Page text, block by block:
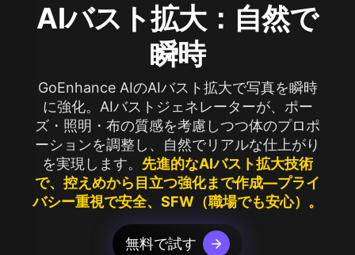
AIバスト拡大：自然で
瞬時
GoEnhance AIのAIバスト拡大で写真を瞬時
に強化。AIバストジェネレーターが、ポー
ズ・照明・布の質感を考慮しつつ体のプロポ
ーションを調整し、自然でリアルな仕上がり
を実現します。 先進的なAIバスト拡大技術
で、控えめから目立つ強化まで作成—プライ
バシー重視で安全、SFW（職場でも安心）。
無料で試す